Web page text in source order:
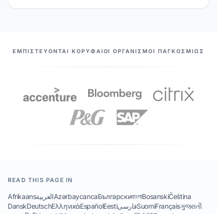
ΟΙ ΣΥΝΕΡΓΆΤΕΣ ΜΑΣ
ΕΜΠΙΣΤΕΎΟΝΤΑΙ ΚΟΡΥΦΑΊΟΙ ΟΡΓΑΝΙΣΜΟΊ ΠΑΓΚΟΣΜΊΩΣ
READ THIS PAGE IN
AfrikaansالعربيةAzərbaycancaБългарскиবাংলাBosanskiČeština
DanskDeutschΕλληνικάEspañolEestiفارسیSuomiFrançaisગુજરાતી